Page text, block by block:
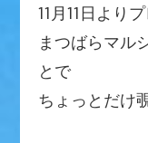
11月11日より
まつばらマル
とで
ちょっとだけ